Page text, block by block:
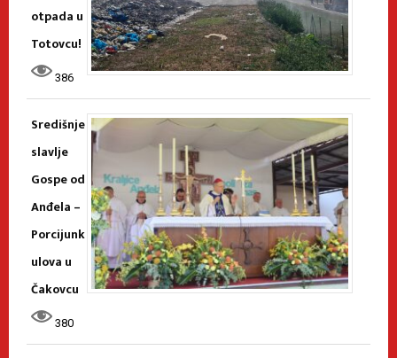
otpada u
Totovcu!
386
Središnje
slavlje
Gospe od
Anđela –
Porcijunk
ulova u
Čakovcu
380